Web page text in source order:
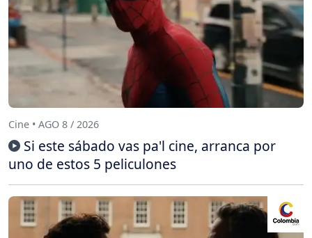
Cine • AGO 8 / 2026
Si este sábado vas pa'l cine, arranca por
uno de estos 5 peliculones